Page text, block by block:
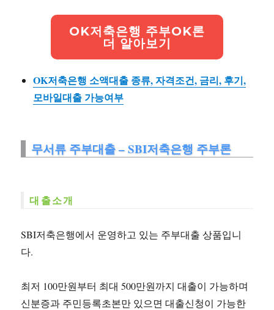
OK저축은행 주부OK론
더 알아보기
OK저축은행 소액대출 종류, 자격조건, 금리, 후기,
모바일대출 가능여부
무서류 주부대출 – SBI저축은행 주부론
대출소개
SBI저축은행에서 운영하고 있는 주부대출 상품입니
다.
최저 100만원부터 최대 500만원까지 대출이 가능하며
신분증과 주민등록초본만 있으면 대출신청이 가능한